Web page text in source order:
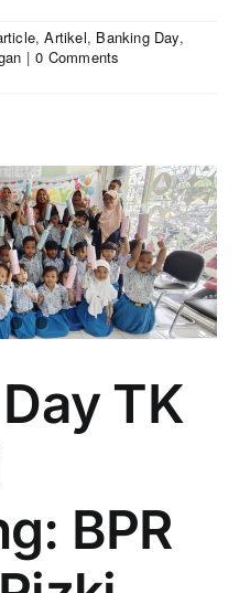
,Artikel, Banking Day,
| 0 Comments
TK
BPR